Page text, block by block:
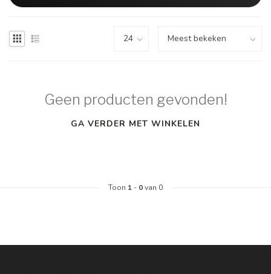
Geen producten gevonden!
GA VERDER MET WINKELEN
Toon 1 - 0van 0